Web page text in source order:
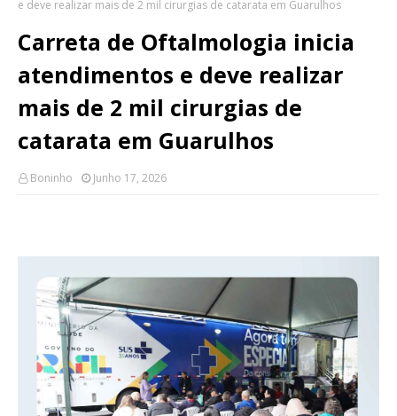
e deve realizar mais de 2 mil cirurgias de catarata em Guarulhos
Carreta de Oftalmologia inicia
atendimentos e deve realizar
mais de 2 mil cirurgias de
catarata em Guarulhos
Boninho Junho 17, 2026